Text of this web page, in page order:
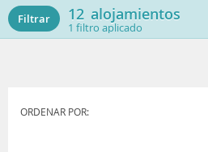
Filtrar 12 alojamientos
1 filtro aplicado
ORDENAR POR: